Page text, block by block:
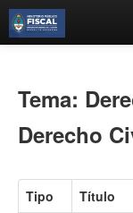
Búsqueda
Estantes
Tema:
Derecho
Tipo Título